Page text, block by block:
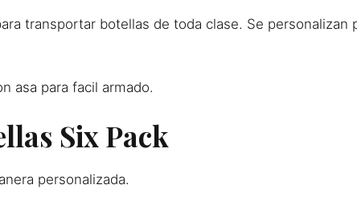
transportar botellas de toda clase. Se personalizan
asa para facil armado.
Six Pack
personalizada.